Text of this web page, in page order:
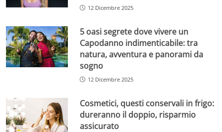
12 Dicembre 2025
5 oasi segrete dove vivere un
Capodanno indimenticabile: tra
natura, avventura e panorami da
sogno
12 Dicembre 2025
Cosmetici, questi conservali in frigo:
dureranno il doppio, risparmio
assicurato